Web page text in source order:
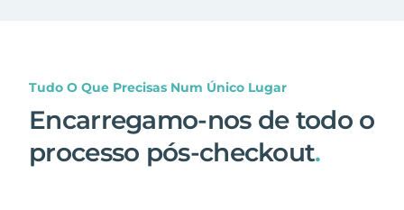
Tudo O Que Precisas Num Único Lugar
Encarregamo-nos de todo o
processo pós-checkout.